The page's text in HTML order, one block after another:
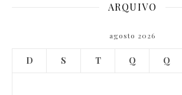
ARQUIVO
agosto 2026
D S T Q Q